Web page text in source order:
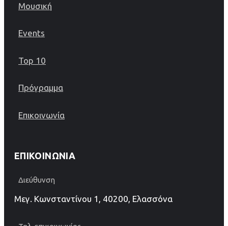
Μουσική
Events
Top 10
Πρόγραμμα
Επικοινωνία
ΕΠΙΚΟΙΝΩΝΊΑ
Διεύθυνση
Μεγ. Κωνσταντίνου 1, 40200, Ελασσόνα